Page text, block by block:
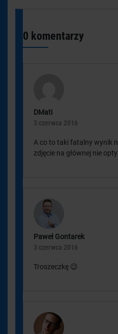
0 komentarzy
DMati
3 czerwca 2016
A co to taki fatalny wynik
zdjęcie na głównej nie
Paweł Gontarek
3 czerwca 2016
Troszeczkę 😉